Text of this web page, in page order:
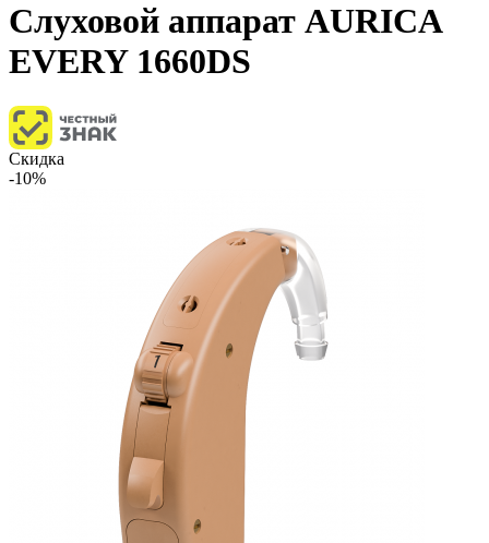
Слуховой аппарат AURICA
EVERY 1660DS
Скидка
-10%